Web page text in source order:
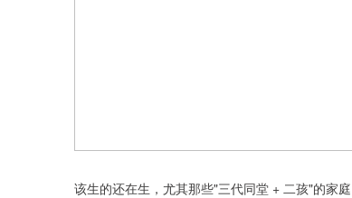
该生的还在生，尤其那些"三代同堂 + 二孩"的家